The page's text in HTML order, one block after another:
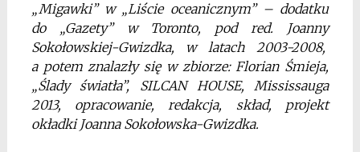
„Migawki” w „Liście oceanicznym” – dodatku
do „Gazety” w Toronto, pod red. Joanny
Sokołowskiej-Gwizdka, w latach 2003-2008,
a potem znalazły się w zbiorze: Florian Śmieja,
„Ślady światła”, SILCAN HOUSE, Mississauga
2013, opracowanie, redakcja, skład, projekt
okładki Joanna Sokołowska-Gwizdka.